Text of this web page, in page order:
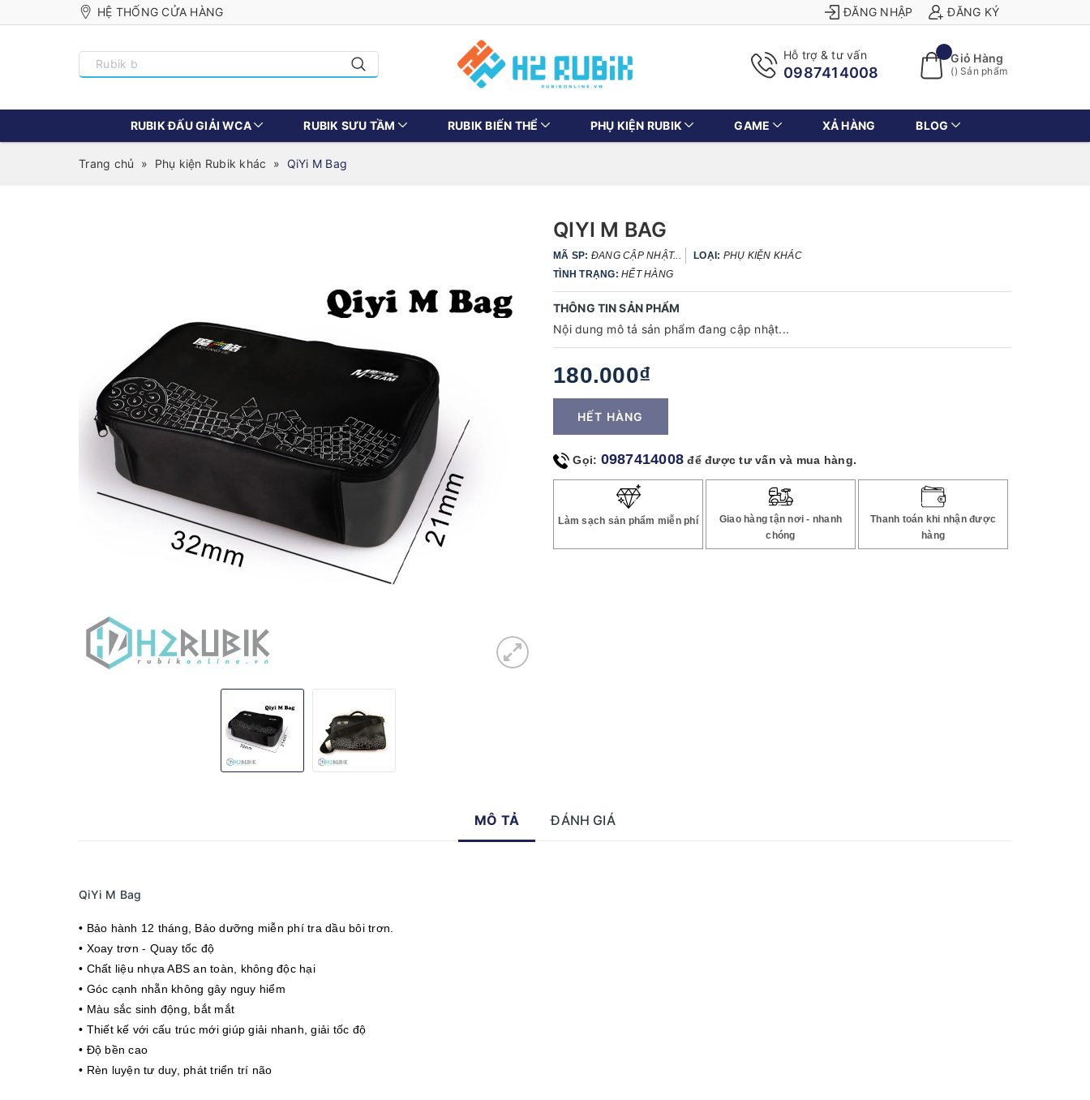
HỆ THỐNG CỬA HÀNG ĐĂNG NHẬP ĐĂNG KÝ
Hỗ trợ & tư vấn
0987414008
Giỏ Hàng
() Sản phẩm
RUBIK ĐẤU GIẢI WCA RUBIK SƯU TẦM RUBIK BIẾN THỂ PHỤ KIỆN RUBIK GAME XẢ HÀNG BLOG
Trang chủ » Phụ kiện Rubik khác » QiYi M Bag
QIYI M BAG
MÃ SP: ĐANG CẬP NHẬT... LOẠI: PHỤ KIỆN KHÁC
TÌNH TRẠNG: HẾT HÀNG
THÔNG TIN SẢN PHẨM
Nội dung mô tả sản phẩm đang cập nhật...
180.000₫
HẾT HÀNG
Gọi: 0987414008 để được tư vấn và mua hàng.
Làm sạch sản phẩm miễn phí
Giao hàng tận nơi - nhanh
chóng
Thanh toán khi nhận được
hàng
MÔ TẢ ĐÁNH GIÁ
QiYi M Bag
• Bảo hành 12 tháng , Bảo dưỡng miễn phí tra dầu bôi trơn.
• Xoay trơn - Quay tốc độ
• Chất liệu nhựa ABS an toàn, không độc hại
• Góc cạnh nhẵn không gây nguy hiểm
• Màu sắc sinh động, bắt mắt
• Thiết kế với cấu trúc mới giúp giải nhanh, giải tốc độ
• Độ bền cao
• Rèn luyện tư duy, phát triển trí não